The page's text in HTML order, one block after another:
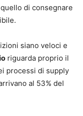
di consegnare
siano veloci e
riguarda proprio il
processi di supply
al 53% del